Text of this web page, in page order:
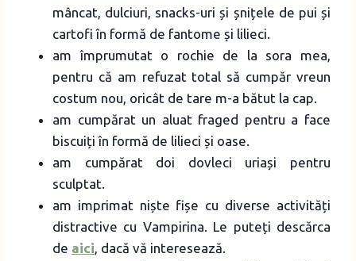
mâncat, dulciuri, snacks-uri și șnițele de pui și
cartofi în formă de fantome și lilieci.
am împrumutat o rochie de la sora mea,
pentru că am refuzat total să cumpăr vreun
costum nou, oricât de tare m-a bătut la cap.
am cumpărat un aluat fraged pentru a face
biscuiți în formă de lilieci și oase.
am cumpărat doi dovleci uriași pentru
sculptat.
am imprimat niște fișe cu diverse activități
distractive cu Vampirina. Le puteți descărca
de aici, dacă vă interesează.